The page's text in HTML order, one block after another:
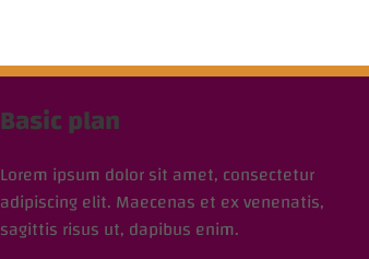
Basic plan
Lorem ipsum dolor sit amet, consectetur
adipiscing elit. Maecenas et ex venenatis,
sagittis risus ut, dapibus enim.